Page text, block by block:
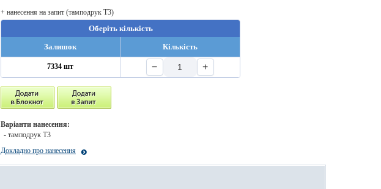
+ нанесення на запит (тамподрук T3)
Оберіть кількість
Залишок
Кількість
7334 шт − +
Варіанти нанесення:
- тамподрук T3
Докладно про нанесення